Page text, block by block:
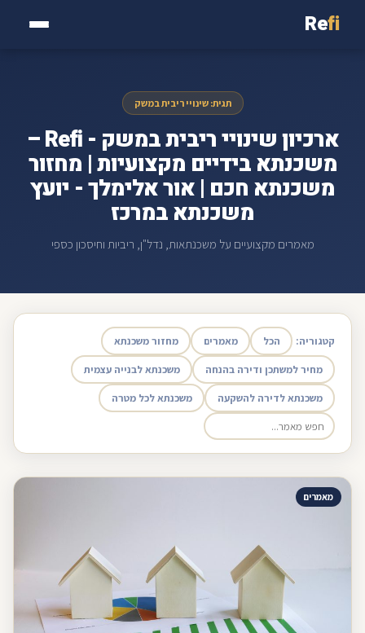
Refi
תגית: שינויי ריבית במשק
ארכיון שינויי ריבית במשק - Refi –
משכנתא בידיים מקצועיות | מחזור
משכנתא חכם | אור אלימלך - יועץ
משכנתא במרכז
מאמרים מקצועיים על משכנתאות, נדל"ן, ריביות וחיסכון כספי
קטגוריה: הכל מאמרים מחזור משכנתא
מחיר למשתכן ודירה בהנחה משכנתא לבנייה עצמית
משכנתא לדירה להשקעה משכנתא לכל מטרה
מאמרים